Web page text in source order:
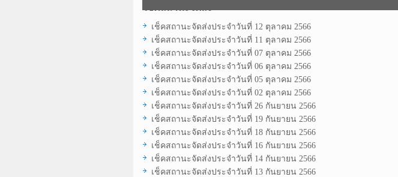
เช็คสถานะจัดส่งประจำวันที่ 12 ตุลาคม 2566
เช็คสถานะจัดส่งประจำวันที่ 11 ตุลาคม 2566
เช็คสถานะจัดส่งประจำวันที่ 07 ตุลาคม 2566
เช็คสถานะจัดส่งประจำวันที่ 06 ตุลาคม 2566
เช็คสถานะจัดส่งประจำวันที่ 05 ตุลาคม 2566
เช็คสถานะจัดส่งประจำวันที่ 02 ตุลาคม 2566
เช็คสถานะจัดส่งประจำวันที่ 26 กันยายน 2566
เช็คสถานะจัดส่งประจำวันที่ 19 กันยายน 2566
เช็คสถานะจัดส่งประจำวันที่ 18 กันยายน 2566
เช็คสถานะจัดส่งประจำวันที่ 16 กันยายน 2566
เช็คสถานะจัดส่งประจำวันที่ 14 กันยายน 2566
เช็คสถานะจัดส่งประจำวันที่ 13 กันยายน 2566